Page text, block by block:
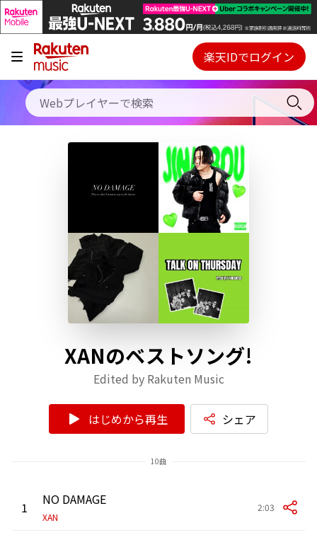
キャンペーン
料金プラン
使い方
Webプレイヤー
ご契約内容の確認・変更
楽天IDでログイン
XANのベストソング!
Edited by Rakuten Music
はじめから再生 シェア
10曲
1 NO DAMAGE
XAN
2:03